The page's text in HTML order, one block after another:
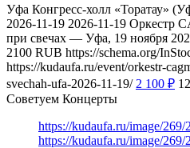
Уфа Конгресс-холл «Торатау»
2026-11-19 2026-11-19 Оркестр
при свечах — Уфа, 19 ноября
2100 RUB https://schema.org/
https://kudaufa.ru/event/orkestr-
svechah-ufa-2026-11-19/ 2 100 ₽ 12
Советуем Концерты
https://kudaufa.ru/image/
https://kudaufa.ru/image/